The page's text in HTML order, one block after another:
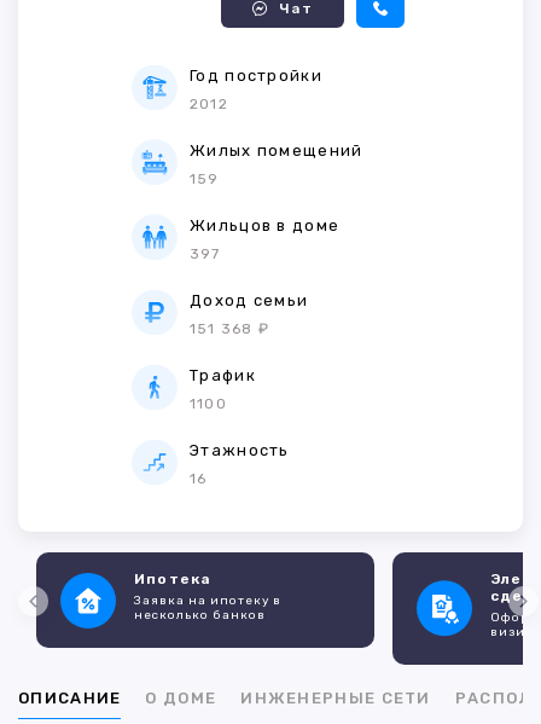
Чат
Год постройки
2012
Жилых помещений
159
Жильцов в доме
397
Доход семьи
151 368 ₽
Трафик
1100
Этажность
16
Ипотека
Заявка на ипотеку в
несколько банков
ОПИСАНИЕ О ДОМЕ ИНЖЕНЕРНЫЕ СЕТИ